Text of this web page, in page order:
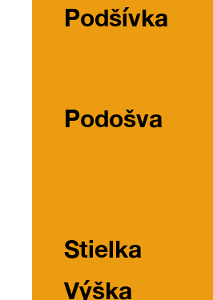
Podšívka
Podošva
Stielka
Výška